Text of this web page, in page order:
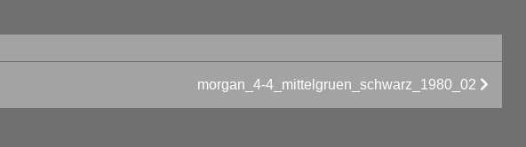
morgan_4-4_mittelgruen_schwarz_1980_02